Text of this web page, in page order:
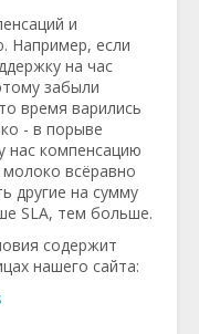
и
Например, если
на час
забыли
время варились
- в порыве
нас компенсацию
всёравно
другие на сумму
SLA, тем больше.
содержит
нашего сайта: